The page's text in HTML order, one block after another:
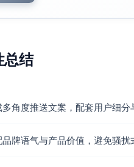
动态占位：{家居/美妆}、{券金
人群分层复盘：价格敏感 vs 品
体验）。
总结
角度推送文案，配套用户细分
品牌语气与产品价值，避免骚扰